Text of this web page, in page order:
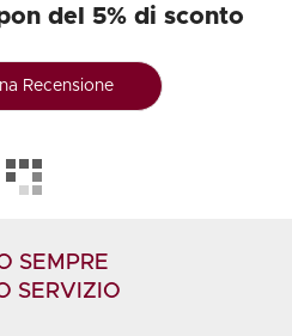
del 5% di sconto
Recensione
SEMPRE
SERVIZIO